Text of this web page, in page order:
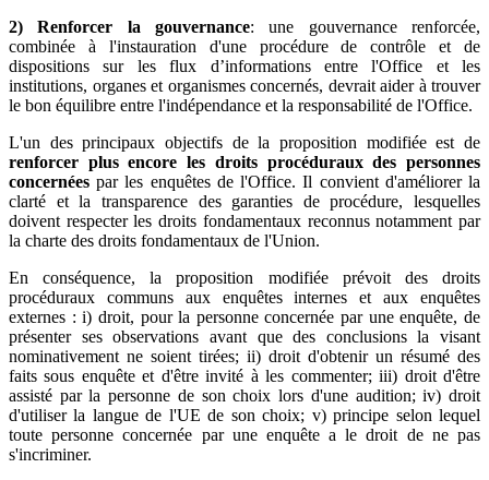
2) Renforcer la gouvernance: une gouvernance renforcée,
combinée à l'instauration d'une procédure de contrôle et de
dispositions sur les flux d’informations entre l'Office et les
institutions, organes et organismes concernés, devrait aider à trouver
le bon équilibre entre l'indépendance et la responsabilité de l'Office.
L'un des principaux objectifs de la proposition modifiée est de
renforcer plus encore les droits procéduraux des personnes
concernées par les enquêtes de l'Office. Il convient d'améliorer la
clarté et la transparence des garanties de procédure, lesquelles
doivent respecter les droits fondamentaux reconnus notamment par
la charte des droits fondamentaux de l'Union.
En conséquence, la proposition modifiée prévoit des droits
procéduraux communs aux enquêtes internes et aux enquêtes
externes : i) droit, pour la personne concernée par une enquête, de
présenter ses observations avant que des conclusions la visant
nominativement ne soient tirées; ii) droit d'obtenir un résumé des
faits sous enquête et d'être invité à les commenter; iii) droit d'être
assisté par la personne de son choix lors d'une audition; iv) droit
d'utiliser la langue de l'UE de son choix; v) principe selon lequel
toute personne concernée par une enquête a le droit de ne pas
s'incriminer.